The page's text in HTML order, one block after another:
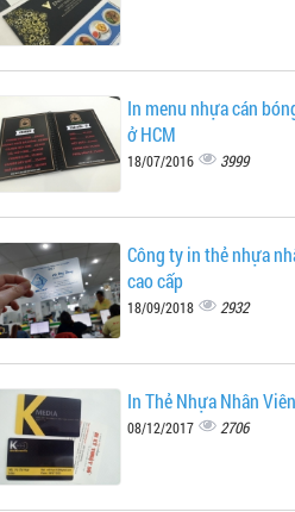
In menu nhựa cán
ở HCM
18/07/2016 3999
Công ty in thẻ nhựa
cao cấp
18/09/2018 2932
In Thẻ Nhựa Nhân Viên
08/12/2017 2706